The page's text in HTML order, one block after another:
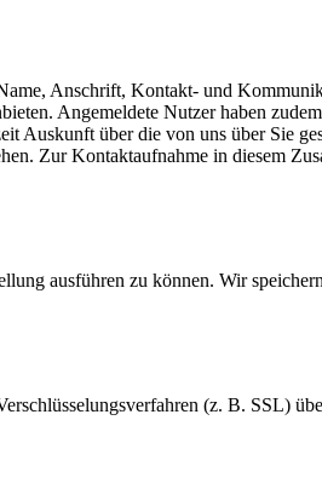
Anschrift, Kontakt- und
Angemeldete Nutzer haben
Auskunft über die von uns über Sie
Zur Kontaktaufnahme in diesem
ausführen zu können. Wir
(z. B. SSL)